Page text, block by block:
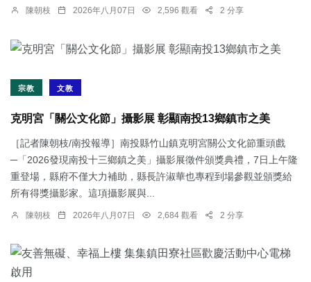
陳朝枝 2026年八月07日 2,596 觀看 2 分享
宗教 文教
克明宮「關公文化節」攝影展 彰顯南投13鄉鎮市之美
［記者陳朝枝/南投報導］南投縣竹山鎮克明宮關公文化節重頭戲
─「2026發現南投十三鄉鎮之美」攝影展徵件頒獎典禮，7日上午隆
重登場，縣府不僅大力補助，縣長許淑華也專程到場參觀並頒獎給
所有得獎攝影家。這項攝影展與...
陳朝枝 2026年八月07日 2,684 觀看 2 分享